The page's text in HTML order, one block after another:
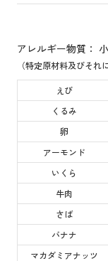
アレルギー物質：
（特定原材料及びそれ
えび
くるみ
卵
アーモンド
いくら
牛肉
さば
バナナ
マカダミアナッツ